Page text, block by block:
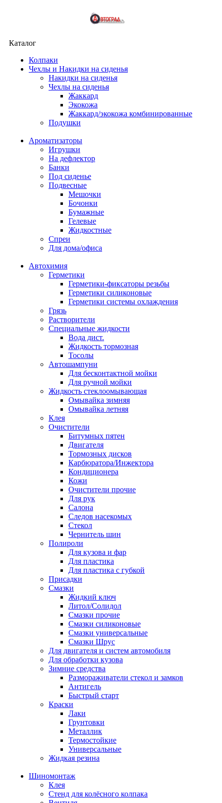
Каталог
Колпаки
Чехлы и Накидки на сиденья
Накидки на сиденья
Чехлы на сиденья
Жаккард
Экокожа
Жаккард/экокожа комбинированные
Подушки
Ароматизаторы
Игрушки
На дефлектор
Банки
Под сиденье
Подвесные
Мешочки
Бочонки
Бумажные
Гелевые
Жидкостные
Спреи
Для дома/офиса
Автохимия
Герметики
Герметики-фиксаторы резьбы
Герметики силиконовые
Герметики системы охлаждения
Грязь
Растворители
Специальные жидкости
Вода дист.
Жидкость тормозная
Тосолы
Автошампуни
Для бесконтактной мойки
Для ручной мойки
Жидкость стеклоомывающая
Омывайка зимняя
Омывайка летняя
Клея
Очистители
Битумных пятен
Двигателя
Тормозных дисков
Карбюратора/Инжектора
Кондиционера
Кожи
Очистители прочие
Для рук
Салона
Следов насекомых
Стекол
Чернитель шин
Полироли
Для кузова и фар
Для пластика
Для пластика с губкой
Присадки
Смазки
Жидкий ключ
Литол/Солидол
Смазки прочие
Смазки силиконовые
Смазки универсальные
Смазки Шрус
Для двигателя и систем автомобиля
Для обработки кузова
Зимние средства
Размораживатели стекол и замков
Антигель
Быстрый старт
Краски
Лаки
Грунтовки
Металлик
Термостойкие
Универсальные
Жидкая резина
Шиномонтаж
Клея
Стенд для колёсного колпака